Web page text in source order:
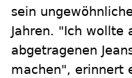
sein
Jahren. "Ich wollte
abgetragenen
machen", erinnert